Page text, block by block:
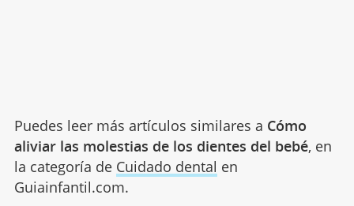
Puedes leer más artículos similares a Cómo
aliviar las molestias de los dientes del bebé, en
la categoría de Cuidado dental en
Guiainfantil.com.